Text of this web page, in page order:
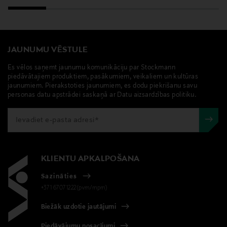
JAUNUMU VĒSTULE
Es vēlos saņemt jaunumu komunikāciju par Stockmann
piedāvātajiem produktiem, pasākumiem, veikaliem un kultūras
jaunumiem. Pierakstoties jaunumiem, es dodu piekrišanu savu
personas datu apstrādei saskaņā ar Datu aizsardzības politiku.
KLIENTU APKALPOŠANA
Sazināties
+371 67071222(pvm/mpm)
Biežāk uzdotie jautājumi